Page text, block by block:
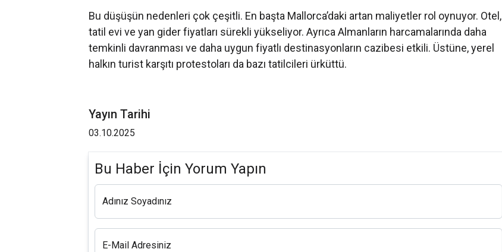
Bu düşüşün nedenleri çok çeşitli. En başta Mallorca’daki artan maliyetler rol oynuyor. Otel,
tatil evi ve yan gider fiyatları sürekli yükseliyor. Ayrıca Almanların harcamalarında daha
temkinli davranması ve daha uygun fiyatlı destinasyonların cazibesi etkili. Üstüne, yerel
halkın turist karşıtı protestoları da bazı tatilcileri ürküttü.
Yayın Tarihi
03.10.2025
Bu Haber İçin Yorum Yapın
Adınız Soyadınız
E-Mail Adresiniz